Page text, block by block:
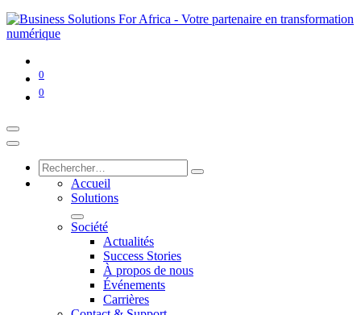
0
0
Accueil
Solutions
Société
Actualités
Success Stories
À propos de nous
Événements
Carrières